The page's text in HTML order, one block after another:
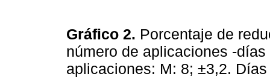
Gráfico 2. Porcentaje de
número de aplicaciones -
aplicaciones: M: 8; ±3,2.